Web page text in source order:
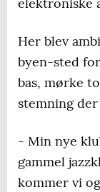
Her blev
byen-sted
bas, mørke
stemning
- Min nye
gammel
kommer vi